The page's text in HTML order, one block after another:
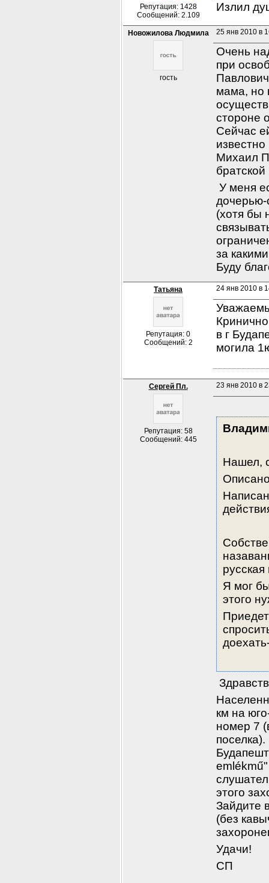
Репутация: 1428
Сообщений: 2.109
Излил
Новожилова Людмила
гость
25 янв 2010 в
Очень
при
мама, но
стороне
Сейчас
Михаил
У меня
дочерью-
(хотя бы
за
Буду
Татьяна
Репутация: 0
Сообщений: 2
24 янв 2010 в
в г
могила
Сергей Пл.
Репутация: 58
Сообщений: 445
23 янв 2010 в
Нашел,
Я мог
этого
км на
номер 7
этого
Зайдите
(без
Удачи!
СП